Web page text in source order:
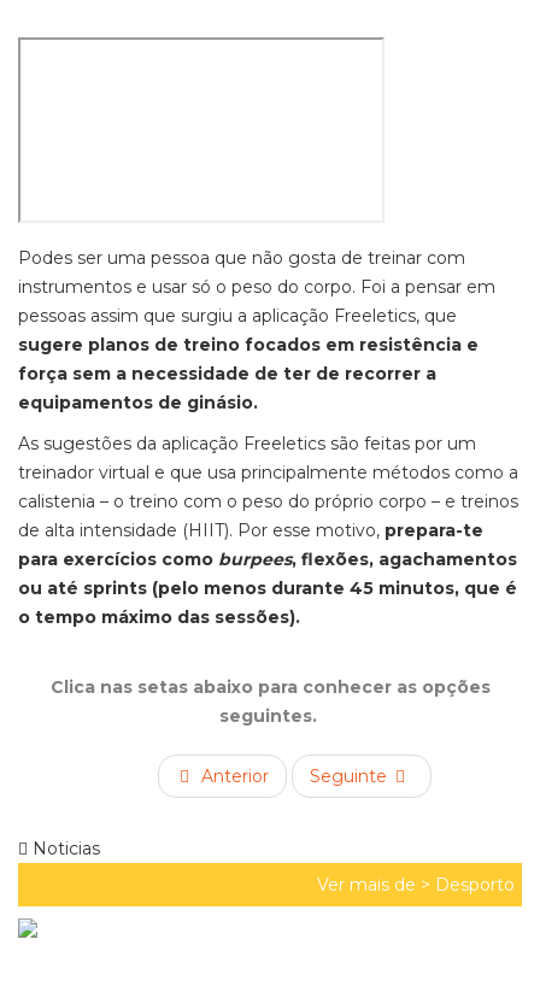
Podes ser uma pessoa que não gosta de treinar com
instrumentos e usar só o peso do corpo. Foi a pensar em
pessoas assim que surgiu a aplicação Freeletics, que
sugere planos de treino focados em resistência e
força sem a necessidade de ter de recorrer a
equipamentos de ginásio.
As sugestões da aplicação Freeletics são feitas por um
treinador virtual e que usa principalmente métodos como a
calistenia – o treino com o peso do próprio corpo – e treinos
de alta intensidade (HIIT). Por esse motivo, prepara-te
para exercícios como burpees, flexões, agachamentos
ou até sprints (pelo menos durante 45 minutos, que é
o tempo máximo das sessões).
Clica nas setas abaixo para conhecer as opções
seguintes.
Anterior Seguinte
Noticias
Ver mais de > Desporto